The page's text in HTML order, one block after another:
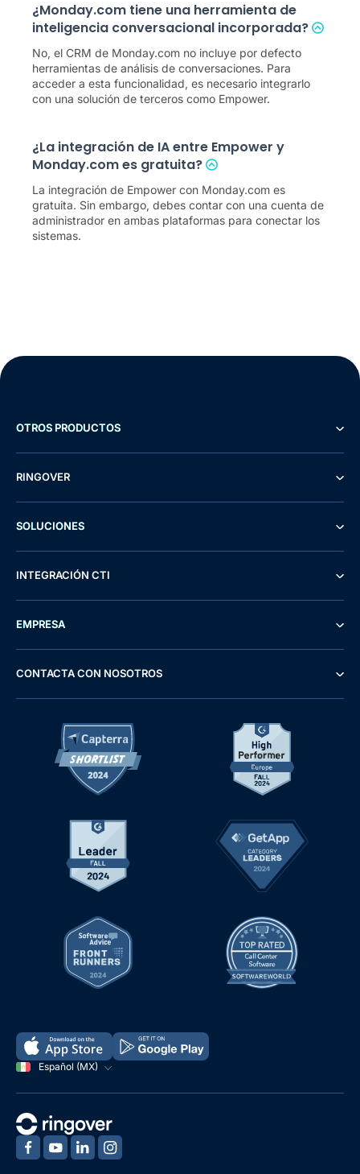
¿Monday.com tiene una herramienta de
inteligencia conversacional incorporada?
No, el CRM de Monday.com no incluye por defecto
herramientas de análisis de conversaciones. Para
acceder a esta funcionalidad, es necesario integrarlo
con una solución de terceros como Empower.
¿La integración de IA entre Empower y
Monday.com es gratuita?
La integración de Empower con Monday.com es
gratuita. Sin embargo, debes contar con una cuenta de
administrador en ambas plataformas para conectar los
sistemas.
Español (MX)
OTROS PRODUCTOS
RINGOVER
SOLUCIONES
INTEGRACIÓN CTI
EMPRESA
CONTACTA CON NOSOTROS